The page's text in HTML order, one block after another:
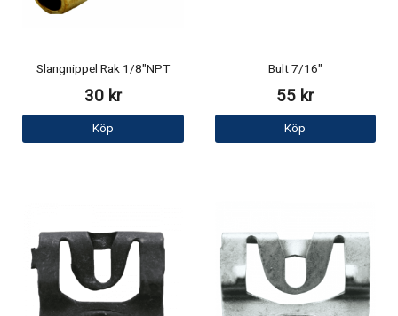
Slangnippel Rak 1/8"NPT
30 kr
Köp
Bult 7/16"
55 kr
Köp